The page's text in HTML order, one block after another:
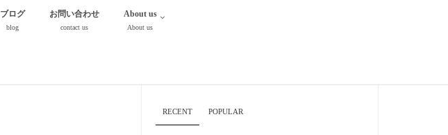
ブログ
blog
お問い合わせ
contact us
About us
About us
RECENT POPULAR